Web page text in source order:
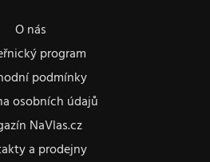
O nás
program
podmínky
osobních údajů
NaVlas.cz
a prodejny